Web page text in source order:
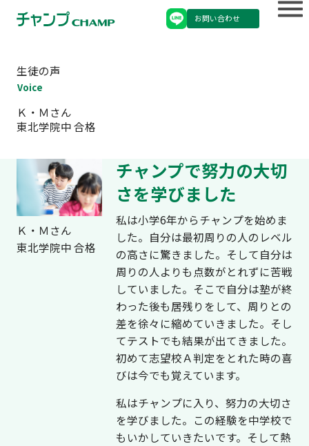
お問い合わせ
生徒の声
Voice
Ｋ・Ｍさん
東北学院中 合格
Ｋ・Ｍさん
東北学院中 合格
チャンプで努力の大切
さを学びました
私は小学6年からチャンプを始めま
した。自分は最初周りの人のレベル
の高さに驚きました。そして自分は
周りの人よりも点数がとれずに苦戦
していました。そこで自分は塾が終
わった後も居残りをして、周りとの
差を徐々に縮めていきました。そし
てテストでも結果が出てきました。
初めて志望校Ａ判定をとれた時の喜
びは今でも覚えています。
私はチャンプに入り、努力の大切さ
を学びました。この経験を中学校で
もいかしていきたいです。そして熱